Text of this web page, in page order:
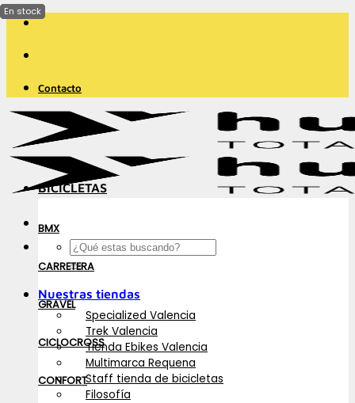
Saltar
contenido
Contacto
Buscar
por:
Nuestras tiendas
Specialized Valencia
Trek Valencia
Tienda Ebikes Valencia
Multimarca Requena
Staff tienda de bicicletas
Filosofía
BICICLETAS
BMX
CARRETERA
GRAVEL
CICLOCROSS
CONFORT